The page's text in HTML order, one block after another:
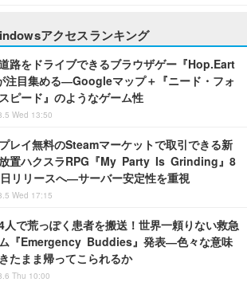
アクセスランキング
路をドライブできるブラウザゲー『Hop.Eart
注目集める―Googleマップ＋『ニード・フォ
ピード』のようなゲーム性
Wed 13:50
レイ無料のSteamマーケットで取引できる新
置ハクスラRPG『My Party Is Grinding』8
日リリースへ―サーバー安定性を重視
Wed 17:15
人で荒っぽく患者を搬送！世界一頼りない救急
『Emergency Buddies』発表―色々な意味
たまま帰ってこられるか
Thu 10:00